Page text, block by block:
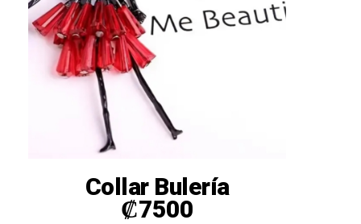
Collar Bulería
₡7500